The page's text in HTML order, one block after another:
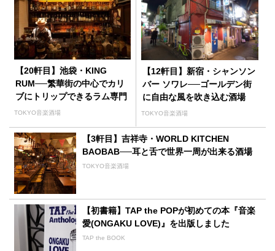
【20軒目】池袋・KING
RUM──繁華街の中心でカリ
ブにトリップできるラム専門
バー
TOKYO音楽酒場
【12軒目】新宿・シャンソン
バー ソワレ──ゴールデン街
に自由な風を吹き込む酒場
TOKYO音楽酒場
【3軒目】吉祥寺・WORLD KITCHEN
BAOBAB──耳と舌で世界一周が出来る酒場
TOKYO音楽酒場
【初書籍】TAP the POPが初めての本『音楽
愛(ONGAKU LOVE)』を出版しました
TAP the BOOK